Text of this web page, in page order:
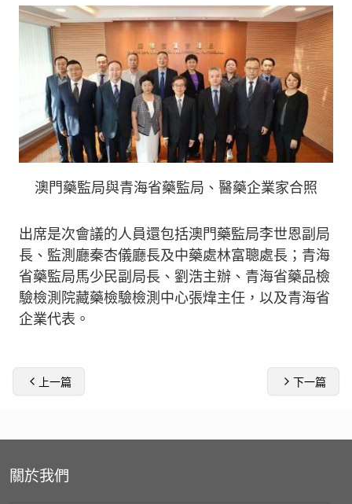
澳門藥監局與青海省藥監局、醫藥企業家合照
出席是次會議的人員還包括澳門藥監局李世恩副局
長、監測廳秦杏儀廳長及中藥處林富聰處長；青海
省藥監局馬少民副局長、劉浩主辦、青海省藥品檢
驗檢測院藏藥檢驗檢測中心張煒主任，以及青海省
企業代表。
上一篇 下一篇
關於我們